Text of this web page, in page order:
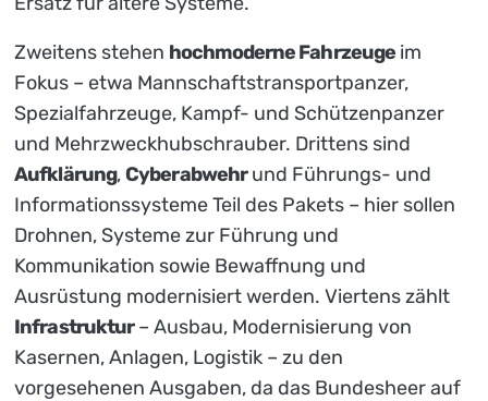
Zweitens stehen hochmoderne Fahrzeuge im
Fokus – etwa Mannschaftstransportpanzer,
Spezialfahrzeuge, Kampf- und Schützenpanzer
und Mehrzweckhubschrauber. Drittens sind
Aufklärung,Cyberabwehrund Führungs- und
Informationssysteme Teil des Pakets – hier sollen
Drohnen, Systeme zur Führung und
Kommunikation sowie Bewaffnung und
Ausrüstung modernisiert werden. Viertens zählt
Infrastruktur– Ausbau, Modernisierung von
Kasernen, Anlagen, Logistik – zu den
vorgesehenen Ausgaben, da das Bundesheer auf